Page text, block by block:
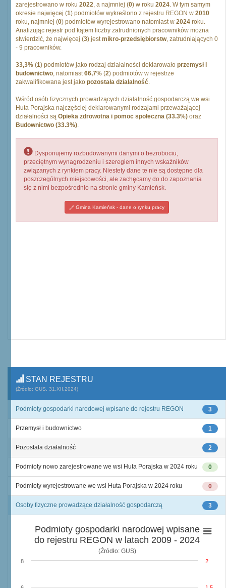
zarejestrowano w roku 2022, a najmniej (0) w roku 2024. W tym samym
okresie najwięcej (1) podmiotów wykreślono z rejestru REGON w 2010
roku, najmniej (0) podmiotów wyrejestrowano natomiast w 2024 roku.
Analizując rejestr pod kątem liczby zatrudnionych pracowników można
stwierdzić, że najwięcej (3) jestmikro-przedsiębiorstw, zatrudniających 0
- 9 pracowników.
33,3% (1) podmiotów jako rodzaj działalności deklarowało przemysł i
budownictwo, natomiast66,7% (2) podmiotów w rejestrze
zakwalifikowana jest jako pozostała działalność.
Wśród osób fizycznych prowadzących działalność gospodarczą we wsi
Huta Porajska najczęściej deklarowanymi rodzajami przeważającej
działalności są Opieka zdrowotna i pomoc społeczna (33.3%) oraz
Budownictwo (33.3%).
Dysponujemy rozbudowanymi danymi o bezrobociu,
przeciętnym wynagrodzeniu i szeregiem innych wskaźników
związanych z rynkiem pracy. Niestety dane te nie są dostępne dla
poszczególnych miejscowości, ale zachęcamy do do zapoznania
się z nimi bezpośrednio na stronie gminy Kamieńsk.
Gmina Kamieńsk - dane o rynku pracy
STAN REJESTRU
(Źródło: GUS, 31.XII.2024)
3
Podmioty gospodarki narodowej wpisane do rejestru REGON
1
Przemysł i budownictwo
2
Pozostała działalność
0
Podmioty nowo zarejestrowane we wsi Huta Porajska w 2024 roku
0
Podmioty wyrejestrowane we wsi Huta Porajska w 2024 roku
3
Osoby fizyczne prowadzące działalność gospodarczą
Podmioty gospodarki narodowej wpisane
do rejestru REGON w latach 2009 - 2024
(Źródło: GUS)
8 2